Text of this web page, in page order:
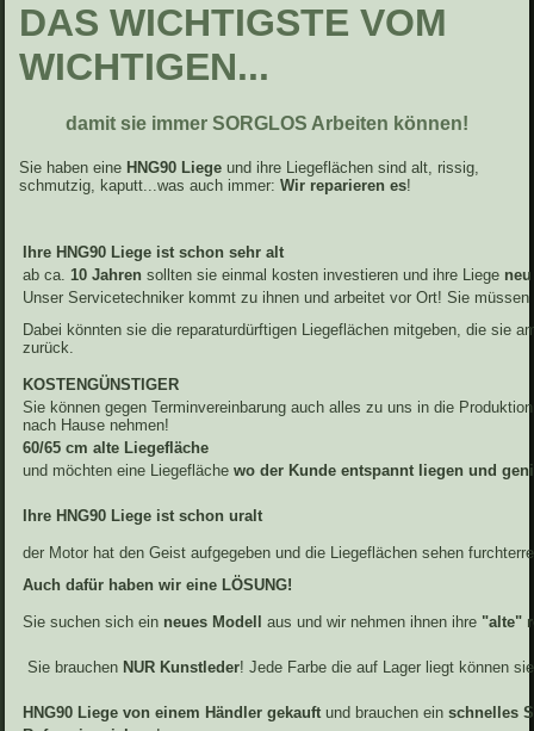
DAS WICHTIGSTE VOM
WICHTIGEN...
damit sie immer SORGLOS Arbeiten können!
Sie haben eine HNG90 Liege und ihre Liegeflächen sind alt, rissig,
schmutzig, kaputt...was auch immer:Wir reparieren es!
Ihre HNG90 Liege ist schon sehr alt
ab ca.10 Jahren sollten sie einmal kosten investieren und ihre Liege
Unser Servicetechniker kommt zu ihnen und arbeitet vor Ort! Sie
Dabei könnten sie die reparaturdürftigen Liegeflächen mitgeben, die sie
zurück.
KOSTENGÜNSTIGER
Sie können gegen Terminvereinbarung auch alles zu uns in die
nach Hause nehmen!
60/65 cm alte Liegefläche
und möchten eine Liegeflächewo der Kunde entspannt liegen und
Ihre HNG90 Liege ist schon uralt
der Motor hat den Geist aufgegeben und die Liegeflächen sehen
Auch dafür haben wir eine LÖSUNG!
Sie suchen sich ein neues Modell aus und wir nehmen ihnen ihre "alte"
Sie brauchen NUR Kunstleder! Jede Farbe die auf Lager liegt können
HNG90 Liege von einem Händler gekauftund brauchen einschnelles